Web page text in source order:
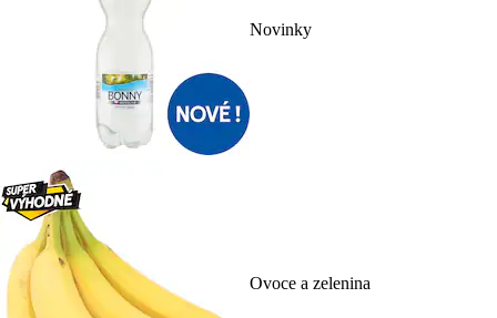
Novinky
Ovoce a zelenina